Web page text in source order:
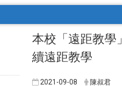
本校「遠距教學
續遠距教學
2021-09-08 陳叔君